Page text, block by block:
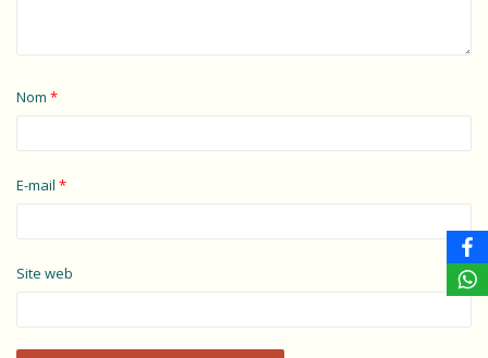
Nom *
E-mail *
Site web